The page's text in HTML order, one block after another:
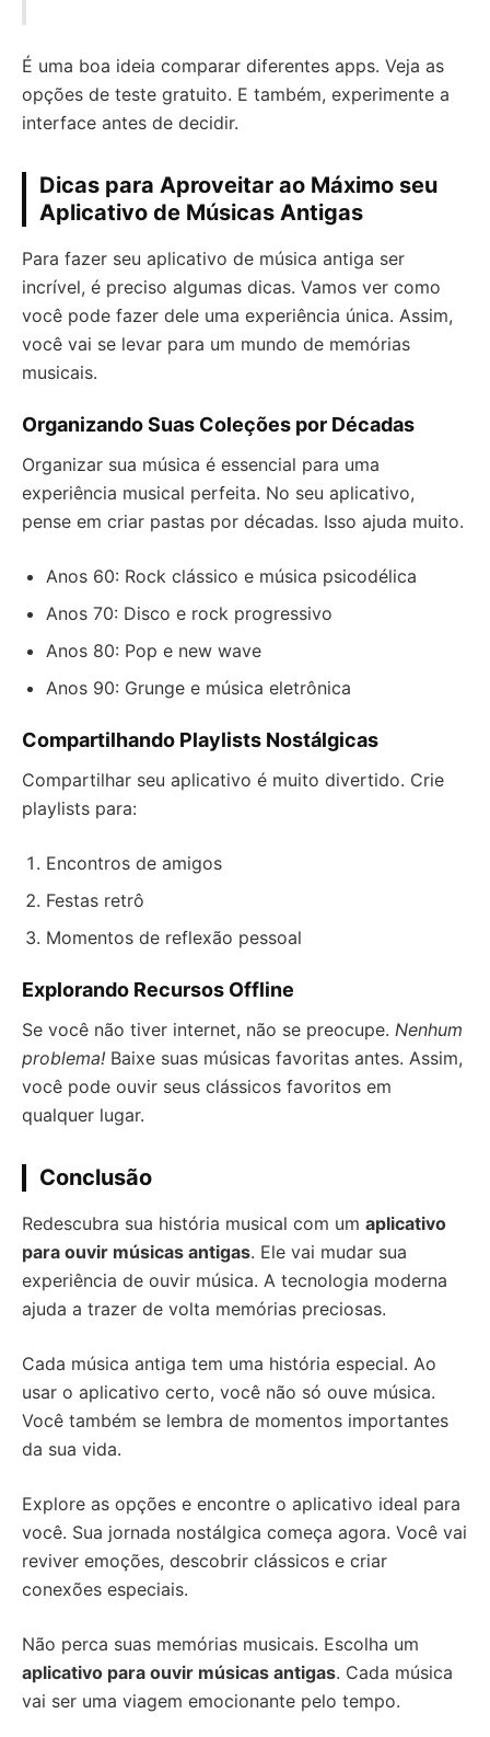
É uma boa ideia comparar diferentes apps. Veja as
opções de teste gratuito. E também, experimente a
interface antes de decidir.
Dicas para Aproveitar ao Máximo seu
Aplicativo de Músicas Antigas
Para fazer seu aplicativo de música antiga ser
incrível, é preciso algumas dicas. Vamos ver como
você pode fazer dele uma experiência única. Assim,
você vai se levar para um mundo de memórias
musicais.
Organizando Suas Coleções por Décadas
Organizar sua música é essencial para uma
experiência musical perfeita. No seu aplicativo,
pense em criar pastas por décadas. Isso ajuda muito.
Anos 60: Rock clássico e música psicodélica
Anos 70: Disco e rock progressivo
Anos 80: Pop e new wave
Anos 90: Grunge e música eletrônica
Compartilhando Playlists Nostálgicas
Compartilhar seu aplicativo é muito divertido. Crie
playlists para:
Encontros de amigos
Festas retrô
Momentos de reflexão pessoal
Explorando Recursos Offline
Se você não tiver internet, não se preocupe. Nenhum
problema! Baixe suas músicas favoritas antes. Assim,
você pode ouvir seus clássicos favoritos em
qualquer lugar.
Conclusão
Redescubra sua história musical com um aplicativo
para ouvir músicas antigas. Ele vai mudar sua
experiência de ouvir música. A tecnologia moderna
ajuda a trazer de volta memórias preciosas.
Cada música antiga tem uma história especial. Ao
usar o aplicativo certo, você não só ouve música.
Você também se lembra de momentos importantes
da sua vida.
Explore as opções e encontre o aplicativo ideal para
você. Sua jornada nostálgica começa agora. Você vai
reviver emoções, descobrir clássicos e criar
conexões especiais.
Não perca suas memórias musicais. Escolha um
aplicativo para ouvir músicas antigas. Cada música
vai ser uma viagem emocionante pelo tempo.